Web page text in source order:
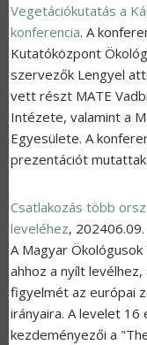
Vegetációkutatás a
konferencia. A
Kutatóközpont
szervezők Lengyel
vett részt MATE
Intézete, valamint a
Egyesülete. A
prezentációt
Csatlakozás több
leveléhez, 202406.09.
A Magyar
ahhoz a nyílt
figyelmét az európai
irányaira. A levelet 16
kezdeményezői a